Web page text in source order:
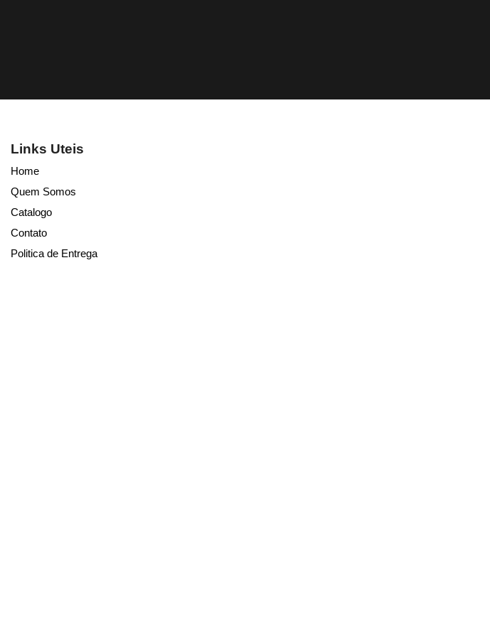
Links Uteis
Home
Quem Somos
Catalogo
Contato
Politica de Entrega